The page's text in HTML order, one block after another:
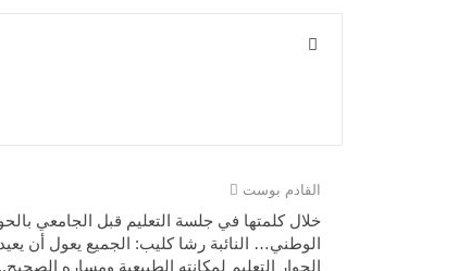
القادم بوست
خلال كلمتها في جلسة التعليم قبل الجامعي
الوطني… النائبة رشا كليب: الجميع يعول أن يعيد
الحوار التعليم لمكانته الطبيعية ومساره